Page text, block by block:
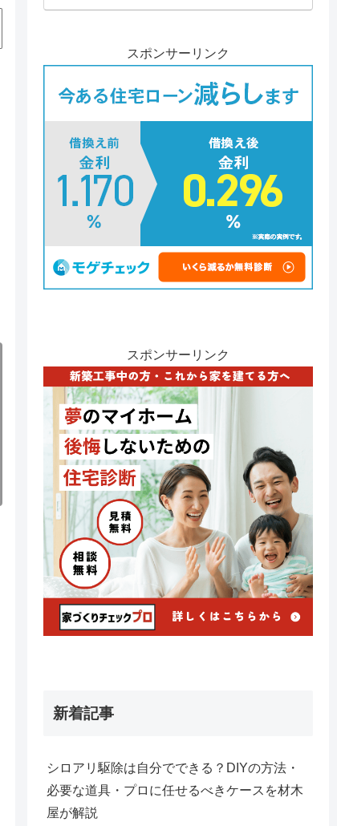
スポンサーリンク
スポンサーリンク
新着記事
シロアリ駆除は自分でできる？DIYの方法・
必要な道具・プロに任せるべきケースを材木
屋が解説